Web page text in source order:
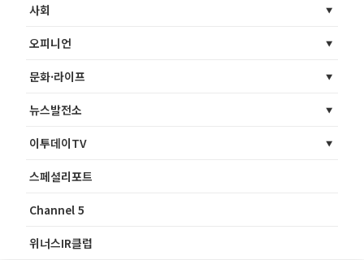
사회
오피니언
문화·라이프
뉴스발전소
이투데이TV
스페셜리포트
Channel 5
위너스IR클럽